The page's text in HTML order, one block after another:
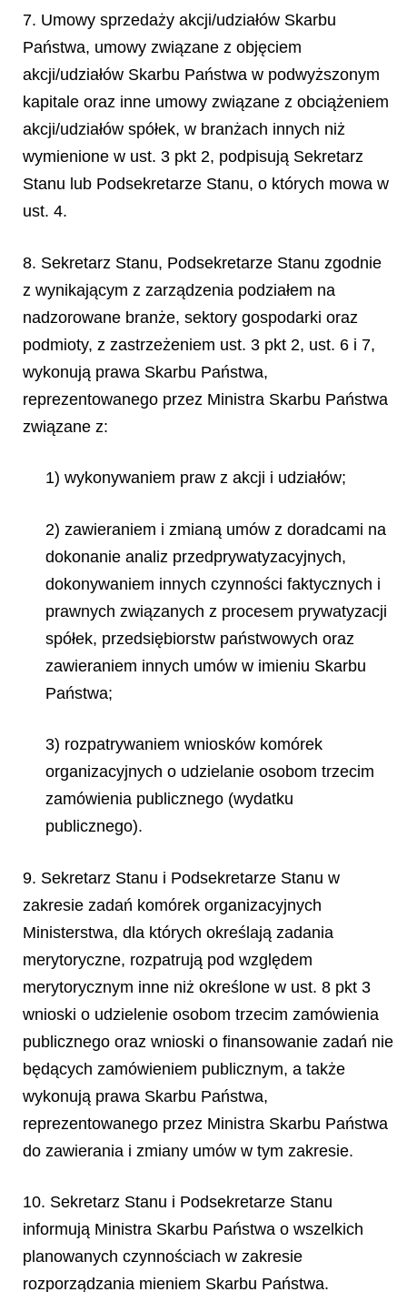
7. Umowy sprzedaży akcji/udziałów Skarbu
Państwa, umowy związane z objęciem
akcji/udziałów Skarbu Państwa w podwyższonym
kapitale oraz inne umowy związane z obciążeniem
akcji/udziałów spółek, w branżach innych niż
wymienione w ust. 3 pkt 2, podpisują Sekretarz
Stanu lub Podsekretarze Stanu, o których mowa w
ust. 4.
8. Sekretarz Stanu, Podsekretarze Stanu zgodnie
z wynikającym z zarządzenia podziałem na
nadzorowane branże, sektory gospodarki oraz
podmioty, z zastrzeżeniem ust. 3 pkt 2, ust. 6 i 7,
wykonują prawa Skarbu Państwa,
reprezentowanego przez Ministra Skarbu Państwa
związane z:
1) wykonywaniem praw z akcji i udziałów;
2) zawieraniem i zmianą umów z doradcami na
dokonanie analiz przedprywatyzacyjnych,
dokonywaniem innych czynności faktycznych i
prawnych związanych z procesem prywatyzacji
spółek, przedsiębiorstw państwowych oraz
zawieraniem innych umów w imieniu Skarbu
Państwa;
3) rozpatrywaniem wniosków komórek
organizacyjnych o udzielanie osobom trzecim
zamówienia publicznego (wydatku
publicznego).
9. Sekretarz Stanu i Podsekretarze Stanu w
zakresie zadań komórek organizacyjnych
Ministerstwa, dla których określają zadania
merytoryczne, rozpatrują pod względem
merytorycznym inne niż określone w ust. 8 pkt 3
wnioski o udzielenie osobom trzecim zamówienia
publicznego oraz wnioski o finansowanie zadań nie
będących zamówieniem publicznym, a także
wykonują prawa Skarbu Państwa,
reprezentowanego przez Ministra Skarbu Państwa
do zawierania i zmiany umów w tym zakresie.
10. Sekretarz Stanu i Podsekretarze Stanu
informują Ministra Skarbu Państwa o wszelkich
planowanych czynnościach w zakresie
rozporządzania mieniem Skarbu Państwa.